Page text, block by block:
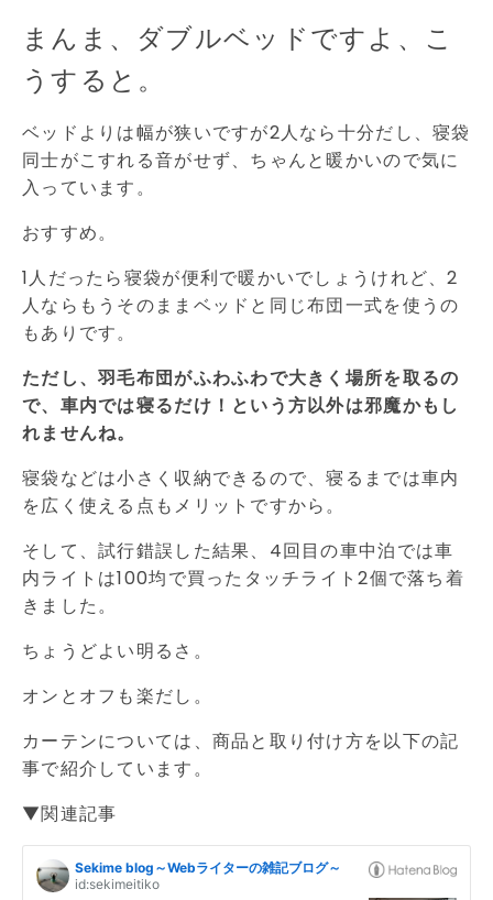
まんま、ダブルベッドですよ、こ
うすると。
ベッドよりは幅が狭いですが2人なら十分だし、寝袋
同士がこすれる音がせず、ちゃんと暖かいので気に
入っています。
おすすめ。
1人だったら寝袋が便利で暖かいでしょうけれど、2
人ならもうそのままベッドと同じ布団一式を使うの
もありです。
ただし、羽毛布団がふわふわで大きく場所を取るの
で、車内では寝るだけ！という方以外は邪魔かもし
れませんね。
寝袋などは小さく収納できるので、寝るまでは車内
を広く使える点もメリットですから。
そして、試行錯誤した結果、4回目の車中泊では車
内ライトは100均で買ったタッチライト2個で落ち着
きました。
ちょうどよい明るさ。
オンとオフも楽だし。
カーテンについては、商品と取り付け方を以下の記
事で紹介しています。
▼関連記事